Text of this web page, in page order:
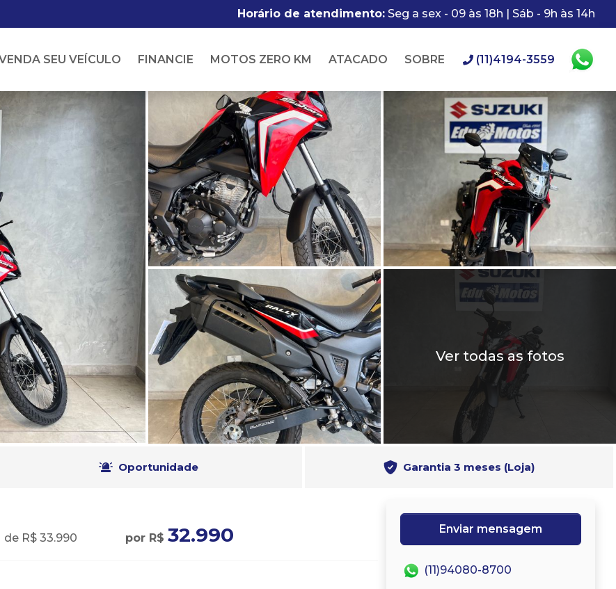
Horário de atendimento: Seg a sex - 09 às 18h | Sáb - 9h às 14h
SEU VEÍCULO FINANCIE MOTOS ZERO KM ATACADO SOBRE (11)4194-3559
Ver todas as fotos
Oportunidade Garantia 3 meses (Loja)
de R$ 33.990 por R$ 32.990 Enviar mensagem
(11)94080-8700